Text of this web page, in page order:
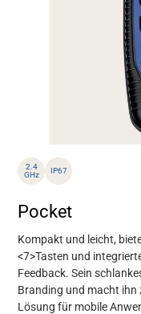
2.4
GHz
IP67
Pocket
Kompakt und leicht,
<7>Tasten und
Feedback. Sein
Branding und macht ihn
Lösung für mobile